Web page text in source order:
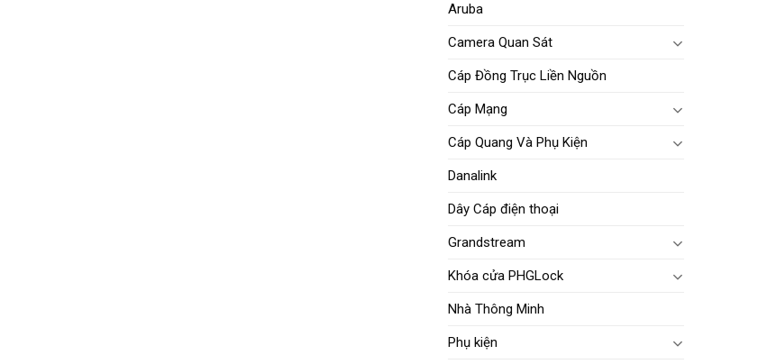
Aruba
Camera Quan Sát
Cáp Đồng Trục Liền Nguồn
Cáp Mạng
Cáp Quang Và Phụ Kiện
Danalink
Dây Cáp điện thoại
Grandstream
Khóa cửa PHGLock
Nhà Thông Minh
Phụ kiện